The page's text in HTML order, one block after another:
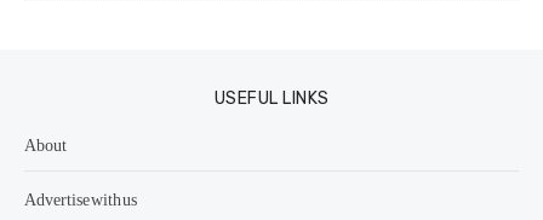
USEFUL LINKS
About
Advertise with us